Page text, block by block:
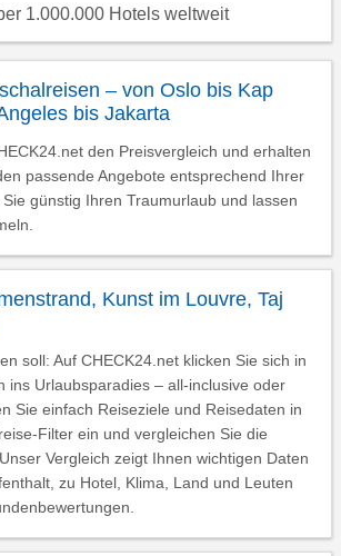
1.000.000 Hotels weltweit
– von Oslo bis Kap
bis Jakarta
den Preisvergleich und erhalten
passende Angebote entsprechend Ihrer
günstig Ihren Traumurlaub und lassen
Kunst im Louvre, Taj
soll: Auf CHECK24.net klicken Sie sich in
ins Urlaubsparadies – all-inclusive oder
Sie einfach Reiseziele und Reisedaten in
Filter ein und vergleichen Sie die
Vergleich zeigt Ihnen wichtigen Daten
zu Hotel, Klima, Land und Leuten